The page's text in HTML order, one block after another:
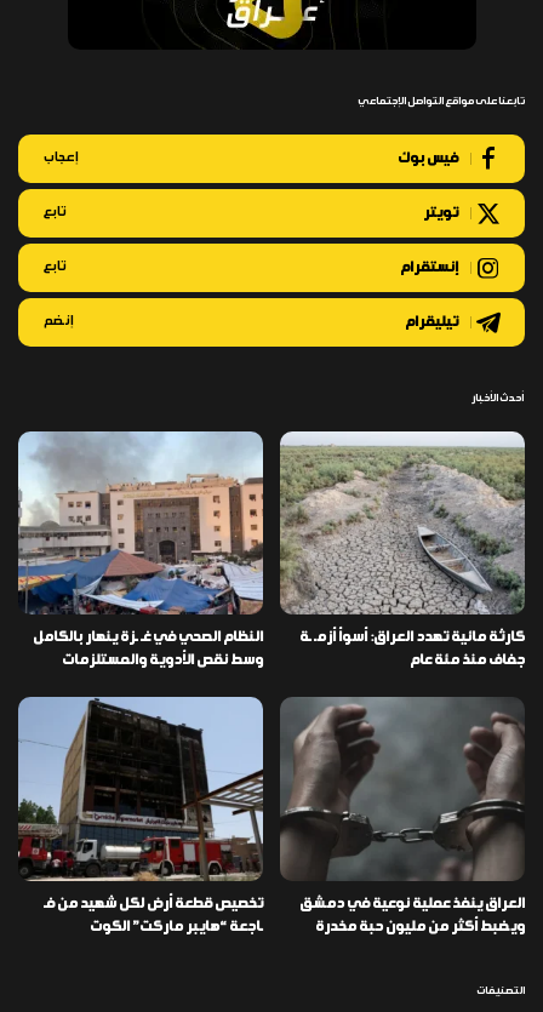
تابعنا على مواقع التواصل الإجتماعي
فيس بوك إعجاب
تويتر تابع
إنستقرام تابع
تيليقرام إنضم
أحدث الأخبار
كارثة مائية تهدد العراق: أسوأ أزمـ ـة
جفاف منذ مئة عام
النظام الصحي في غـ ـزة ينهار بالكامل
وسط نقص الأدوية والمستلزمات
العراق ينفذ عملية نوعية في دمشق
ويضبط أكثر من مليون حبة مخدرة
تخصيص قطعة أرض لكل شهيد من فـ
ـاجعة “هايبر ماركت” الكوت
التصنيفات